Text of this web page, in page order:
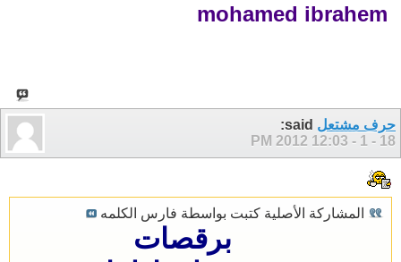
mohamed ibrahem
حرف مشتعل
18 - 1 - 2012
12:03 PM
المشاركة الأصلية كتبت بواسطة فارس الكلمه
برقصات